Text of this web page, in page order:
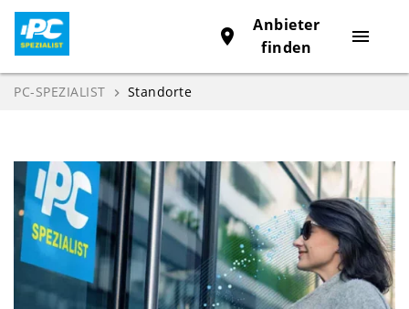
menu
place
Anbieter
finden
PC-SPEZIALIST navigate_next Standorte